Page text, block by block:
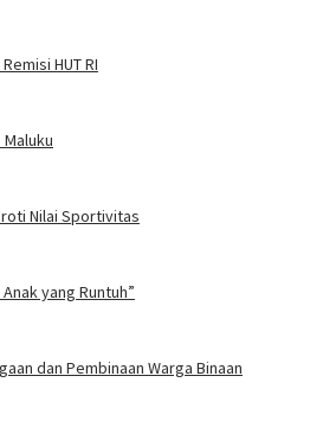
HUT RI
Nilai Sportivitas
yang Runtuh”
dan Pembinaan Warga Binaan